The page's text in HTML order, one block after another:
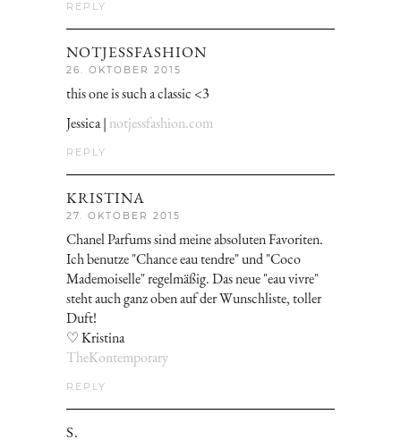
REPLY
NOTJESSFASHION
26. OKTOBER 2015
this one is such a classic <3
Jessica | notjessfashion.com
REPLY
KRISTINA
27. OKTOBER 2015
Chanel Parfums sind meine absoluten Favoriten.
Ich benutze "Chance eau tendre" und "Coco
Mademoiselle" regelmäßig. Das neue "eau vivre"
steht auch ganz oben auf der Wunschliste, toller
Duft!
♡ Kristina
TheKontemporary
REPLY
S.